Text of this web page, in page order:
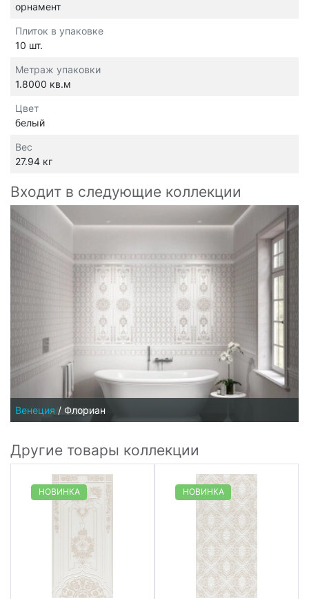
орнамент
Плиток в упаковке
10 шт.
Метраж упаковки
1.8000 кв.м
Цвет
белый
Вес
27.94 кг
Входит в следующие коллекции
Венеция / Флориан
Другие товары коллекции
НОВИНКА НОВИНКА